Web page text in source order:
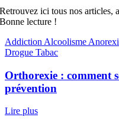
Retrouvez ici tous nos articles,
Bonne lecture !
Addiction Alcoolisme
Drogue Tabac
Orthorexie : comment
prévention
Lire plus